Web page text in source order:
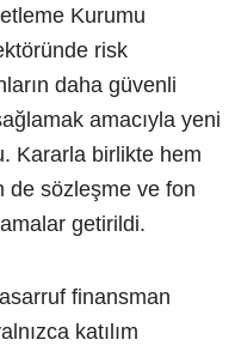
Kurumu
risk
daha güvenli
amacıyla yeni
Kararla birlikte hem
de sözleşme ve fon
getirildi.
finansman
katılım